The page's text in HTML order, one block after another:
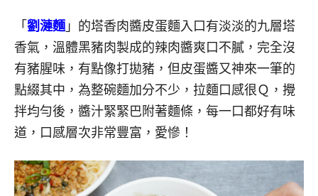
「 劉漣麵 」的塔香肉醬皮蛋麵入口有淡淡的九層塔
香氣，溫體黑豬肉製成的辣肉醬爽口不膩，完全沒
有豬腥味，有點像打拋豬，但皮蛋醬又神來一筆的
點綴其中，為整碗麵加分不少，拉麵口感很Ｑ，攪
拌均勻後，醬汁緊緊巴附著麵條，每一口都好有味
道，口感層次非常豐富，愛慘！